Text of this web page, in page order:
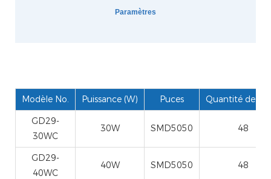
Paramètres
Modèle No. Puissance (W) Puces
Quantité de
GD29-
30WC
30W SMD5050 48
GD29-
40WC
40W SMD5050 48